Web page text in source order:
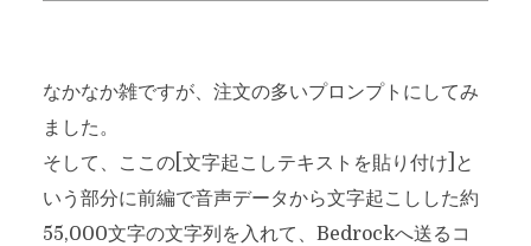
なかなか雑ですが、注文の多いプロンプトにしてみ
ました。
そして、ここの[文字起こしテキストを貼り付け]と
いう部分に前編で音声データから文字起こしした約
55,000文字の文字列を入れて、Bedrockへ送るコ